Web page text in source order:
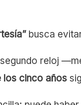
busca
reloj
los cinco años